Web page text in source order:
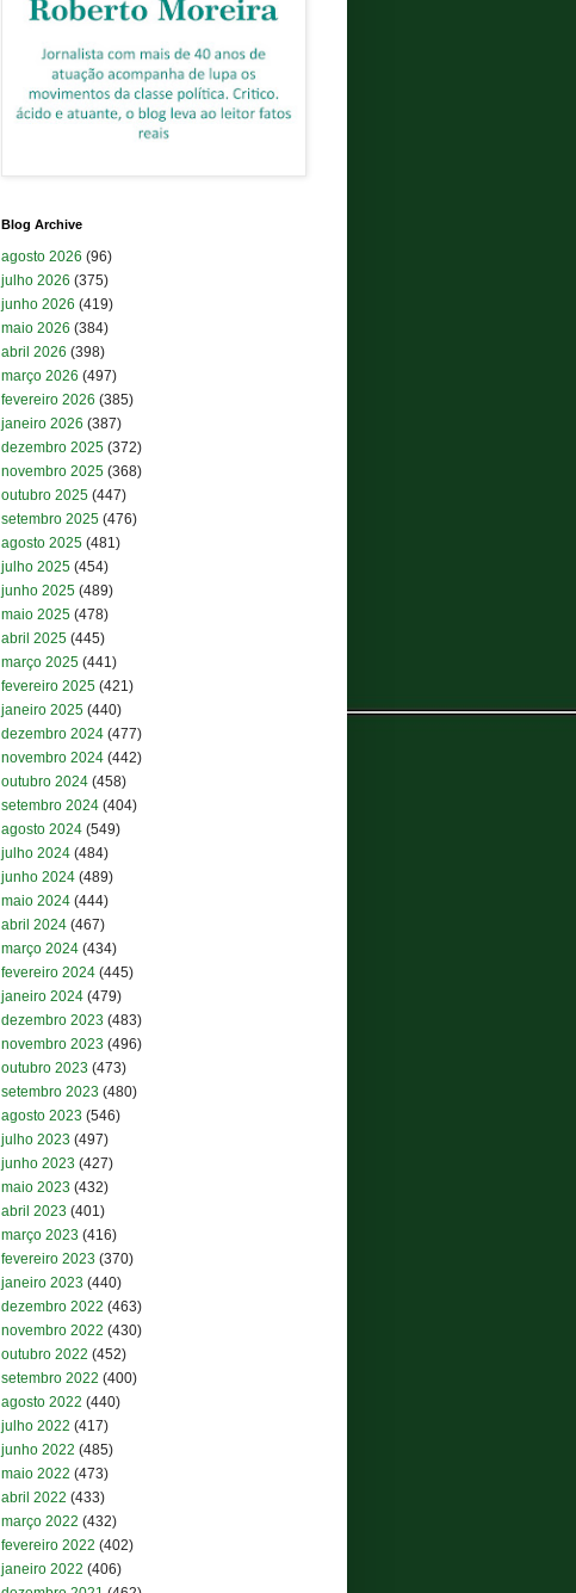
Blog Archive
agosto 2026 (96)
julho 2026 (375)
junho 2026 (419)
maio 2026 (384)
abril 2026 (398)
março 2026 (497)
fevereiro 2026 (385)
janeiro 2026 (387)
dezembro 2025 (372)
novembro 2025 (368)
outubro 2025 (447)
setembro 2025 (476)
agosto 2025 (481)
julho 2025 (454)
junho 2025 (489)
maio 2025 (478)
abril 2025 (445)
março 2025 (441)
fevereiro 2025 (421)
janeiro 2025 (440)
dezembro 2024 (477)
novembro 2024 (442)
outubro 2024 (458)
setembro 2024 (404)
agosto 2024 (549)
julho 2024 (484)
junho 2024 (489)
maio 2024 (444)
abril 2024 (467)
março 2024 (434)
fevereiro 2024 (445)
janeiro 2024 (479)
dezembro 2023 (483)
novembro 2023 (496)
outubro 2023 (473)
setembro 2023 (480)
agosto 2023 (546)
julho 2023 (497)
junho 2023 (427)
maio 2023 (432)
abril 2023 (401)
março 2023 (416)
fevereiro 2023 (370)
janeiro 2023 (440)
dezembro 2022 (463)
novembro 2022 (430)
outubro 2022 (452)
setembro 2022 (400)
agosto 2022 (440)
julho 2022 (417)
junho 2022 (485)
maio 2022 (473)
abril 2022 (433)
março 2022 (432)
fevereiro 2022 (402)
janeiro 2022 (406)